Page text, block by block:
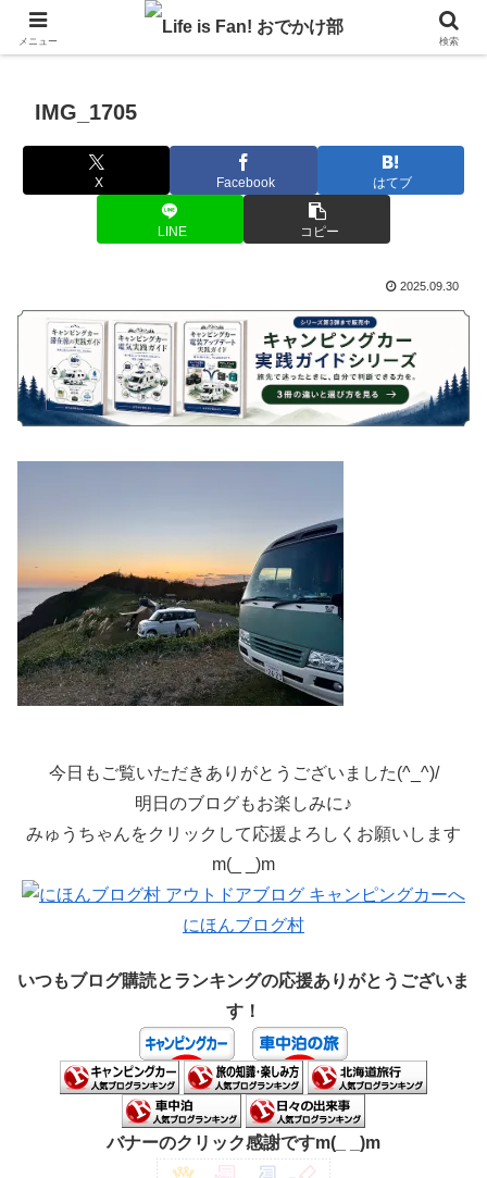
自作キャンピングカーで1年の3分の1を北海道でのんびりバンライフ♪
IMG_1705
X Facebook はてブ
LINE コピー
2025.09.30
今日もご覧いただきありがとうございました(^_^)/
明日のブログもお楽しみに♪
みゅうちゃんをクリックして応援よろしくお願いします
m(_ _)m
にほんブログ村
いつもブログ購読とランキングの応援ありがとうございま
す！
バナーのクリック感謝ですm(_ _)m
メニュー 検索